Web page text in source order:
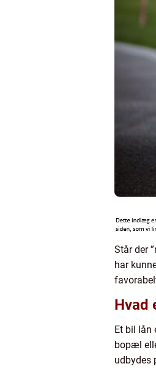
Står der
har
Hvad
Et bil lån
bopæl
udbydes